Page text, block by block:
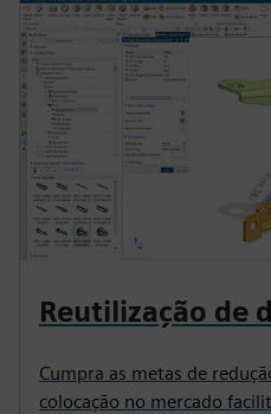
Reutilização de
Cumpra as metas de
colocação no mercado